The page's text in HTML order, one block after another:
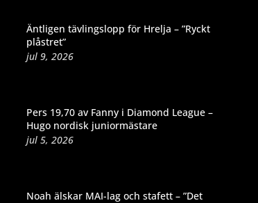
Äntligen tävlingslopp för Hrelja – ”Ryckt
plåstret”
jul 9, 2026
Pers 19,70 av Fanny i Diamond League –
Hugo nordisk juniormästare
jul 5, 2026
Noah älskar MAI-lag och stafett – ”Det